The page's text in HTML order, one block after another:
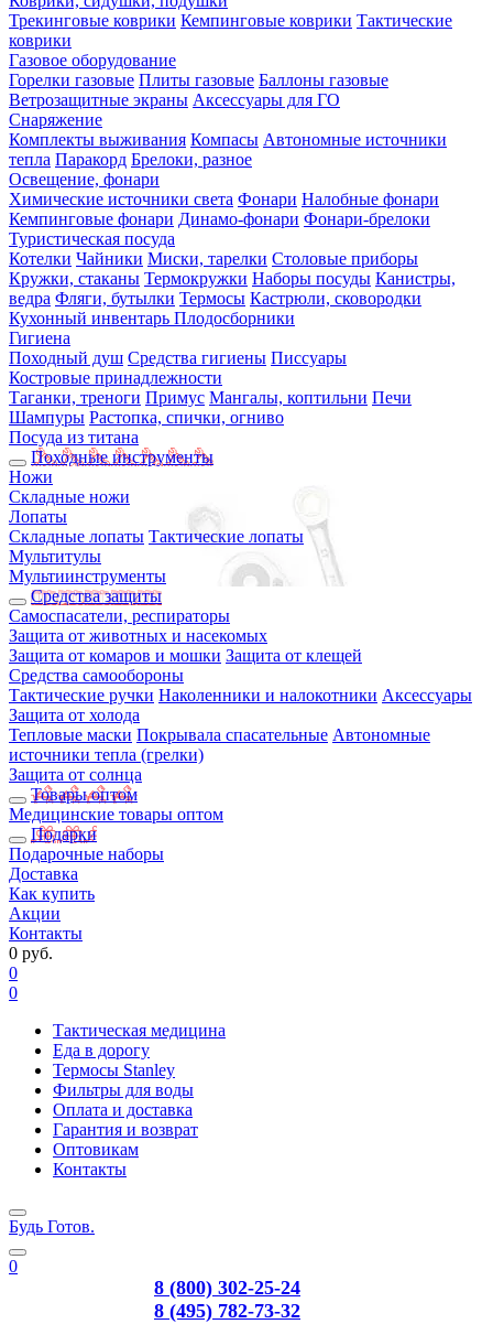
Трекинговые коврики Кемпинговые коврики Тактические
коврики
Газовое оборудование
Горелки газовые Плиты газовые Баллоны газовые
Ветрозащитные экраны Аксессуары для ГО
Снаряжение
Комплекты выживания Компасы Автономные источники
тепла Паракорд Брелоки, разное
Освещение, фонари
Химические источники света Фонари Налобные фонари
Кемпинговые фонари Динамо-фонари Фонари-брелоки
Туристическая посуда
Котелки Чайники Миски, тарелки Столовые приборы
Кружки, стаканы Термокружки Наборы посуды Канистры,
ведра Фляги, бутылки Термосы Кастрюли, сковородки
Кухонный инвентарь Плодосборники
Гигиена
Походный душ Средства гигиены Писсуары
Костровые принадлежности
Таганки, треноги Примус Мангалы, коптильни Печи
Шампуры Растопка, спички, огниво
Посуда из титана
Походные инструменты
Ножи
Складные ножи
Лопаты
Складные лопаты Тактические лопаты
Мультитулы
Мультиинструменты
Средства защиты
Самоспасатели, респираторы
Защита от животных и насекомых
Защита от комаров и мошки Защита от клещей
Средства самообороны
Тактические ручки Наколенники и налокотники Аксессуары
Защита от холода
Тепловые маски Покрывала спасательные Автономные
источники тепла (грелки)
Защита от солнца
Товары оптом
Медицинские товары оптом
Подарки
Подарочные наборы
Доставка
Как купить
Акции
Контакты
0 руб.
0
0
Тактическая медицина
Еда в дорогу
Термосы Stanley
Фильтры для воды
Оплата и доставка
Гарантия и возврат
Оптовикам
Контакты
Будь Готов.
0
8 (800) 302-25-24
8 (495) 782-73-32